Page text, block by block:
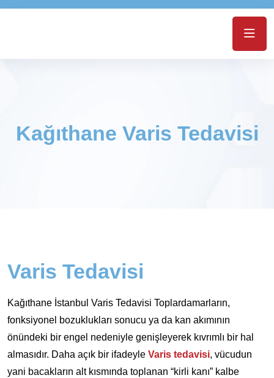
Kağıthane Varis Tedavisi
Varis Tedavisi
Kağıthane İstanbul Varis Tedavisi Toplardamarların,
fonksiyonel bozuklukları sonucu ya da kan akımının
önündeki bir engel nedeniyle genişleyerek kıvrımlı bir hal
almasıdır. Daha açık bir ifadeyle Varis tedavisi, vücudun
yani bacakların alt kısmında toplanan “kirli kanı” kalbe